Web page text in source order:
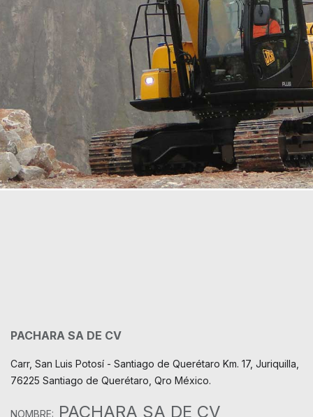
PACHARA SA DE CV
Carr, San Luis Potosí - Santiago de Querétaro Km. 17, Juriquilla,
76225 Santiago de Querétaro, Qro México.
NOMBRE: PACHARA SA DE CV